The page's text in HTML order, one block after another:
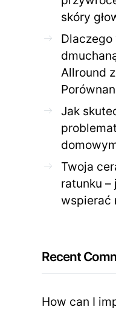
28 KWIETNIA 2026
skóry
Allround
Jak
Twoja
ratunku –
wspierać
Recent
How can I